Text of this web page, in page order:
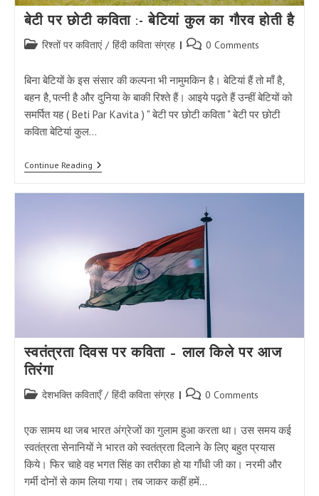
बेटी पर छोटी कविता :- बेटियां कुल का गौरव होती है
Post रिश्तों पर कविताएं / हिंदी कविता संग्रह
Post 0 Comments
बिना बेटियों के इस संसार की कल्पना भी नामुमकिन है। बेटियां हैं तो माँ है,
बहन है, पत्नी है और दुनिया के बाकी रिश्ते हैं। आइये पढ़ते हैं उन्हीं बेटियों को
समर्पित यह ( Beti Par Kavita ) " बेटी पर छोटी कविता " बेटी पर छोटी
कविता बेटियां कुल…
Continue Readingबेटी
पर
गौरव
होती
है
स्वतंत्रता दिवस पर कविता – लाल किले पर आज
तिरंगा
Post देशभक्ति कविताएँ / हिंदी कविता संग्रह
Post 0 Comments
एक सामय था जब भारत अंग्रेजों का गुलाम हुआ करता था। उस समय कई
स्वतंत्रता सेनानियों ने भारत को स्वतंत्रता दिलाने के लिए बहुत प्रयास
किये। फिर चाहे वह भगत सिंह का तरीका हो या गाँधी जी का। नरमी और
गर्मी दोनों से काम लिया गया। तब जाकर कहीं हमें…